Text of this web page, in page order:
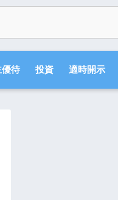
待 投資 適時開示